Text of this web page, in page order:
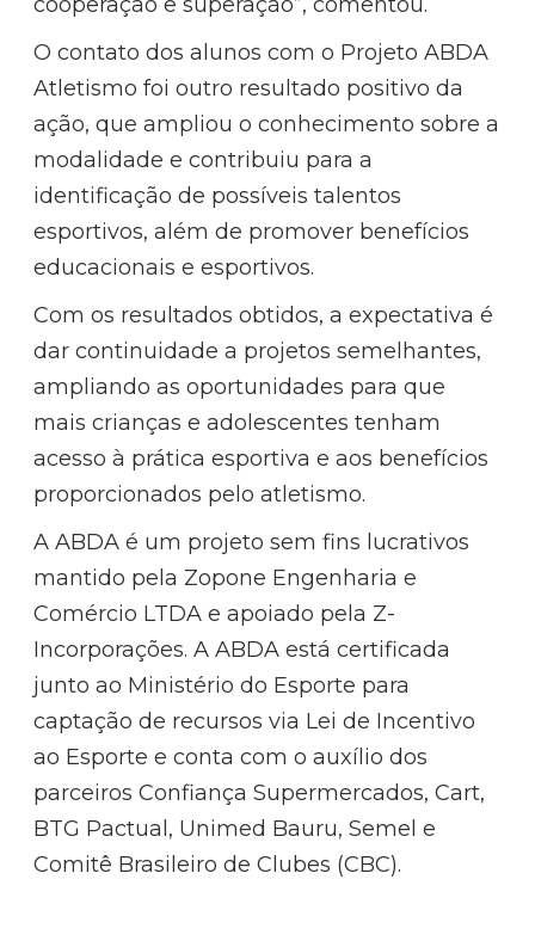
O contato dos alunos com o Projeto ABDA
Atletismo foi outro resultado positivo da
ação, que ampliou o conhecimento sobre a
modalidade e contribuiu para a
identificação de possíveis talentos
esportivos, além de promover benefícios
educacionais e esportivos.
Com os resultados obtidos, a expectativa é
dar continuidade a projetos semelhantes,
ampliando as oportunidades para que
mais crianças e adolescentes tenham
acesso à prática esportiva e aos benefícios
proporcionados pelo atletismo.
A ABDA é um projeto sem fins lucrativos
mantido pela Zopone Engenharia e
Comércio LTDA e apoiado pela Z-
Incorporações. A ABDA está certificada
junto ao Ministério do Esporte para
captação de recursos via Lei de Incentivo
ao Esporte e conta com o auxílio dos
parceiros Confiança Supermercados, Cart,
BTG Pactual, Unimed Bauru, Semel e
Comitê Brasileiro de Clubes (CBC).